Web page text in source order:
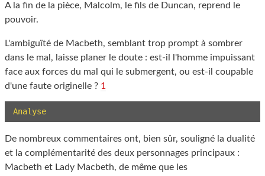
A la fin de la pièce, Malcolm, le fils de Duncan, reprend le
pouvoir.
L'ambiguïté de Macbeth, semblant trop prompt à sombrer
dans le mal, laisse planer le doute : est-il l'homme impuissant
face aux forces du mal qui le submergent, ou est-il coupable
d'une faute originelle ? 1
Analyse
De nombreux commentaires ont, bien sûr, souligné la dualité
et la complémentarité des deux personnages principaux :
Macbeth et Lady Macbeth, de même que les